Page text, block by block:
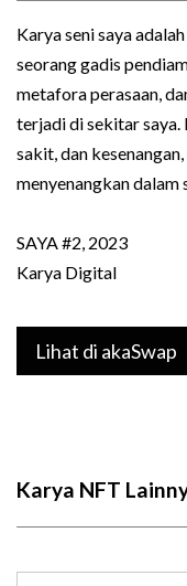
Karya seni saya
seorang gadis
metafora perasaan,
terjadi di sekitar saya.
sakit, dan
menyenangkan dalam
SAYA #2, 2023
Karya Digital
Lihat di akaSwap
Karya NFT